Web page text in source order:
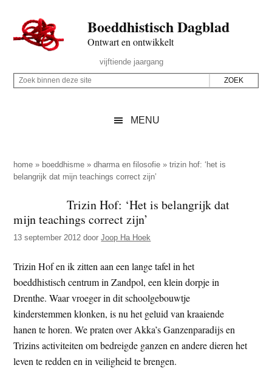
naar
de
inhoud
secondary
naar
de
sidebar
naar
de
Boeddhistisch Dagblad
Ontwart en ontwikkelt
Rechts
vijftiende jaargang
Z
p
d
z
e
i
t
e
Z
i
n
n
d
z
e
s
i
t
e
MENU
home » boeddhisme »dharma en filosofie »trizin hof: ‘het is
belangrijk dat mijn teachings correct zijn’
Trizin Hof: ‘Het is belangrijk dat
mijn teachings correct zijn’
13 september 2012 doorJoop Ha Hoek
Trizin Hof en ik zitten aan een lange tafel in het
boeddhistisch centrum in Zandpol, een klein dorpje in
Drenthe. Waar vroeger in dit schoolgebouwtje
kinderstemmen klonken, is nu het geluid van kraaiende
hanen te horen. We praten over Akka’s Ganzenparadijs en
Trizins activiteiten om bedreigde ganzen en andere dieren het
leven te redden en in veiligheid te brengen.